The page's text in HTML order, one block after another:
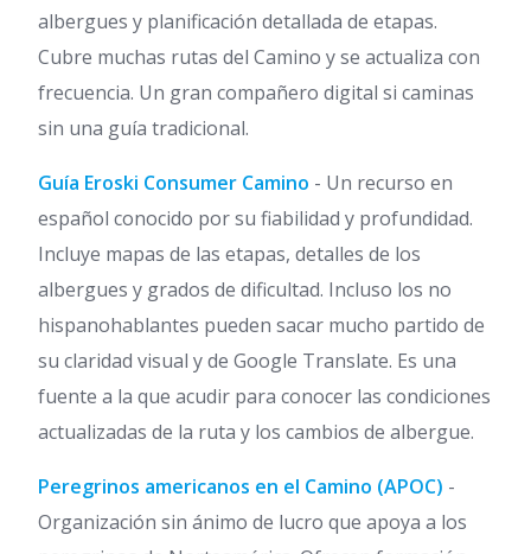
albergues y planificación detallada de etapas.
Cubre muchas rutas del Camino y se actualiza con
frecuencia. Un gran compañero digital si caminas
sin una guía tradicional.
Guía Eroski Consumer Camino - Un recurso en
español conocido por su fiabilidad y profundidad.
Incluye mapas de las etapas, detalles de los
albergues y grados de dificultad. Incluso los no
hispanohablantes pueden sacar mucho partido de
su claridad visual y de Google Translate. Es una
fuente a la que acudir para conocer las condiciones
actualizadas de la ruta y los cambios de albergue.
Peregrinos americanos en el Camino (APOC) -
Organización sin ánimo de lucro que apoya a los